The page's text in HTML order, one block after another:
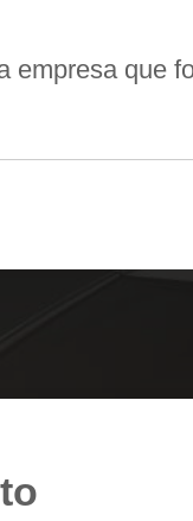
empresa que